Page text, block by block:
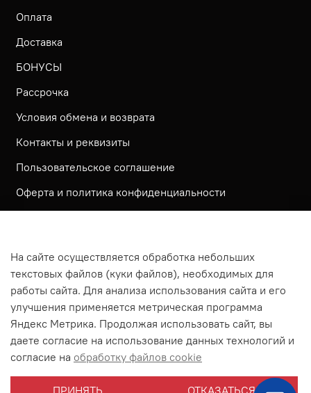
Оплата
Доставка
БОНУСЫ
Рассрочка
Условия обмена и возврата
Контакты и реквизиты
Пользовательское соглашение
Оферта и политика конфиденциальности
Согласие посетителя сайта на обработку
персональных данных
На сайте используется метрическая система ЯНДЕКС
МЕТРИКА
На сайте применяются рекомендательные технологии
Согласие на получение рассылки рекламно-
На сайте осуществляется обработка небольших
текстовых файлов (куки файлов), необходимых для
работы сайта. Для анализа использования сайта и его
улучшения применяется метрическая программа
Яндекс Метрика. Продолжая использовать сайт, вы
даете согласие на использование данных технологий и
согласие на обработку файлов cookie